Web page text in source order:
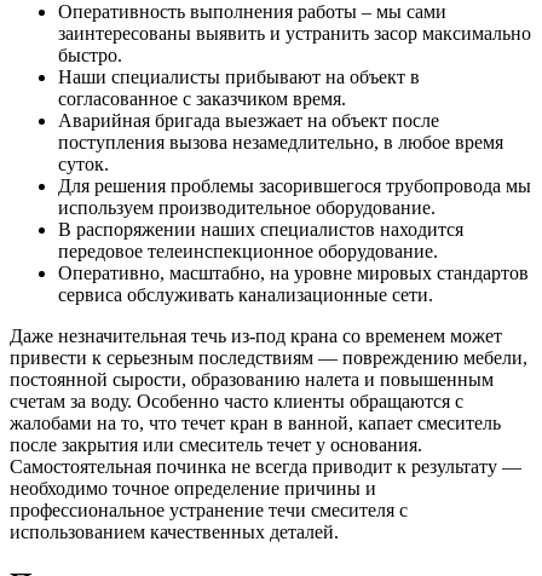
Оперативность выполнения работы – мы сами
заинтересованы выявить и устранить засор максимально
быстро.
Наши специалисты прибывают на объект в
согласованное с заказчиком время.
Аварийная бригада выезжает на объект после
поступления вызова незамедлительно, в любое время
суток.
Для решения проблемы засорившегося трубопровода мы
используем производительное оборудование.
В распоряжении наших специалистов находится
передовое телеинспекционное оборудование.
Оперативно, масштабно, на уровне мировых стандартов
сервиса обслуживать канализационные сети.
Даже незначительная течь из-под крана со временем может
привести к серьезным последствиям — повреждению мебели,
постоянной сырости, образованию налета и повышенным
счетам за воду. Особенно часто клиенты обращаются с
жалобами на то, что течет кран в ванной, капает смеситель
после закрытия или смеситель течет у основания.
Самостоятельная починка не всегда приводит к результату —
необходимо точное определение причины и
профессиональное устранение течи смесителя с
использованием качественных деталей.